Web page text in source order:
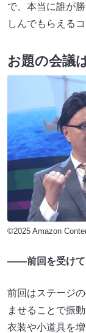
で、本当に誰が
しんでもらえる
お題の会議
©2025 Amazon
――前回を受けて
前回はステージ
ませることで振
衣装や小道具を